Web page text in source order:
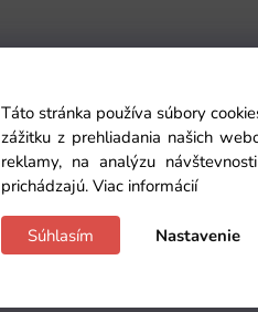
Táto stránka používa súbory
zážitku z prehliadania našich
reklamy, na analýzu
prichádzajú. Viac informácií
Súhlasím Nastavenie